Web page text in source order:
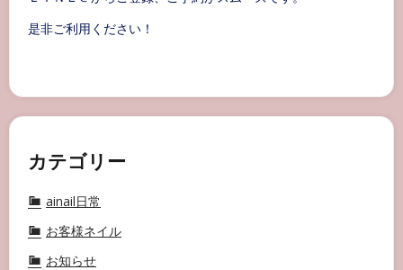
是非ご利用ください！
カテゴリー
ainail日常
お客様ネイル
お知らせ